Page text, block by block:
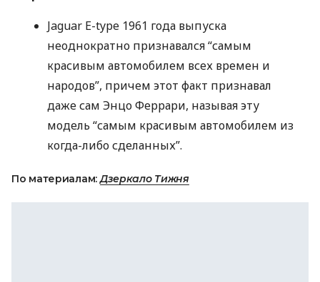
Jaguar E-type 1961 года выпуска
неоднократно признавался “самым
красивым автомобилем всех времен и
народов”, причем этот факт признавал
даже сам Энцо Феррари, называя эту
модель “самым красивым автомобилем из
когда-либо сделанных”.
По материалам:Дзеркало Тижня